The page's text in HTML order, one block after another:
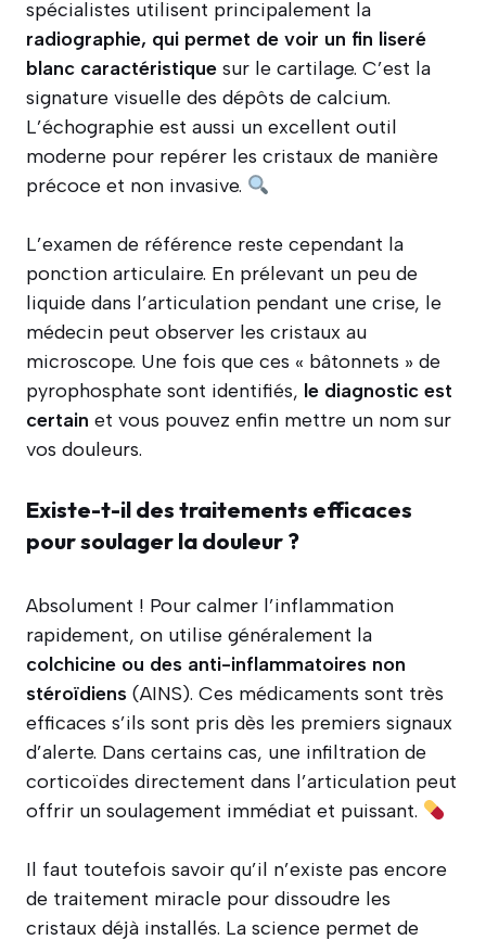
spécialistes utilisent principalement la
radiographie, qui permet de voir un fin liseré
blanc caractéristique sur le cartilage. C’est la
signature visuelle des dépôts de calcium.
L’échographie est aussi un excellent outil
moderne pour repérer les cristaux de manière
précoce et non invasive.
L’examen de référence reste cependant la
ponction articulaire. En prélevant un peu de
liquide dans l’articulation pendant une crise, le
médecin peut observer les cristaux au
microscope. Une fois que ces « bâtonnets » de
pyrophosphate sont identifiés, le diagnostic est
certain et vous pouvez enfin mettre un nom sur
vos douleurs.
Existe-t-il des traitements efficaces
pour soulager la douleur ?
Absolument ! Pour calmer l’inflammation
rapidement, on utilise généralement la
colchicine ou des anti-inflammatoires non
stéroïdiens (AINS). Ces médicaments sont très
efficaces s’ils sont pris dès les premiers signaux
d’alerte. Dans certains cas, une infiltration de
corticoïdes directement dans l’articulation peut
offrir un soulagement immédiat et puissant.
Il faut toutefois savoir qu’il n’existe pas encore
de traitement miracle pour dissoudre les
cristaux déjà installés. La science permet de